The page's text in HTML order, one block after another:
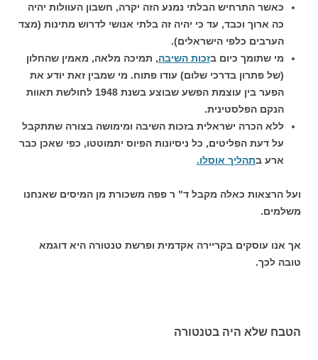
כאשר התרחיש הבלתי נמנע הזה יקרה, חשבון העוולות יהיה
כה ארוך וכבד, עד כי יהיה זה בלתי אנושי לדרוש מתינות (מצד
הערבים כלפי הישראלים).
מי שתומך כיום בזכות השיבה, תמיכה מלאה, מאמין שהחלון
(של פתרון בדרכי שלום) עודו פתוח. מי שמבין זאת יודע את
הפער בין עוצמת הפשע שבוצע בשנת 1948 לחולשת תאוות
הנקם הפלסטינית.
ללא הכרה ישראלית בזכות השיבה ומימושה בצורה שתתקבל
על דעת הפליטים, כל ניסיונות הפיוס יתמוטטו, כפי שאכן כבר
ארע בתהליך אוסלו.
ועל הרצאות כאלה מקבל ד" ר פפה משכורת מן המיסים שאנחנו
משלמים.
אך אנו עוסקים בקריירה אקדמית ופרשת טנטורה היא דוגמא
טובה לכך.
הטבח שלא היה בטנטורה